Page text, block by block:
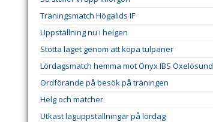
Träningsmatch Högalids IF
Uppställning nu i helgen
Stötta laget genom att köpa tulpaner
Lördagsmatch hemma mot Onyx IBS Oxelösund
Ordförande på besök på träningen
Helg och matcher
Utkast laguppställningar på lördag